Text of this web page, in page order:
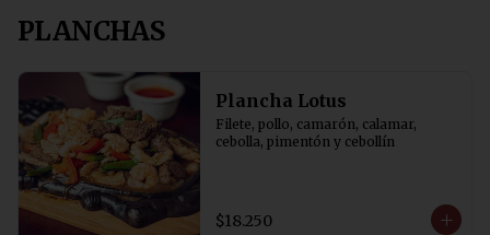
PLANCHAS
Plancha Lotus
Filete, pollo, camarón, calamar,
cebolla, pimentón y cebollín
$18.250